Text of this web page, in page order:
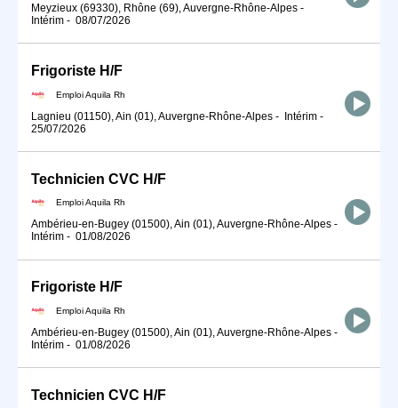
Meyzieux (69330), Rhône (69), Auvergne-Rhône-Alpes -
Intérim - 08/07/2026
Frigoriste H/F
Emploi Aquila Rh
Lagnieu (01150), Ain (01), Auvergne-Rhône-Alpes - Intérim -
25/07/2026
Technicien CVC H/F
Emploi Aquila Rh
Ambérieu-en-Bugey (01500), Ain (01), Auvergne-Rhône-Alpes -
Intérim - 01/08/2026
Frigoriste H/F
Emploi Aquila Rh
Ambérieu-en-Bugey (01500), Ain (01), Auvergne-Rhône-Alpes -
Intérim - 01/08/2026
Technicien CVC H/F